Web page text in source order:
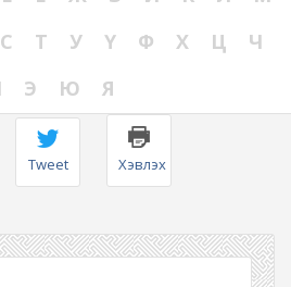
С Т У Ү Ф Х Ц
Ч
Э Ю Я
Tweet Хэвлэх